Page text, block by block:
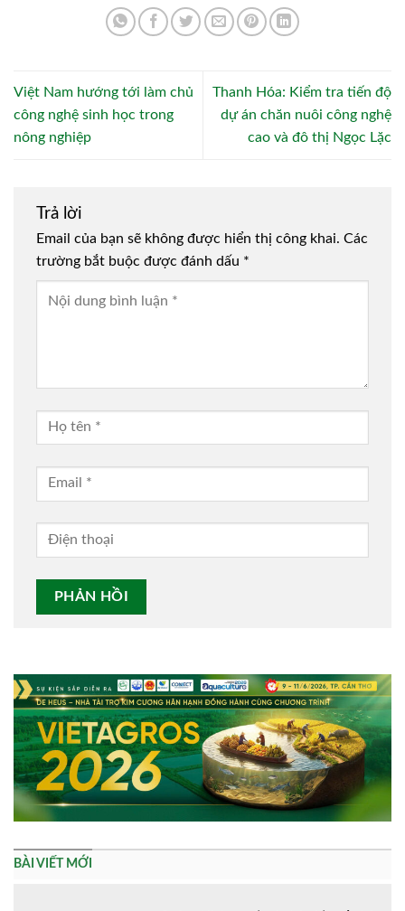
Việt Nam hướng tới làm chủ
công nghệ sinh học trong
nông nghiệp
Thanh Hóa: Kiểm tra tiến độ
dự án chăn nuôi công nghệ
cao và đô thị Ngọc Lặc
Trả lời
Email của bạn sẽ không được hiển thị công khai. Các
trường bắt buộc được đánh dấu *
BÀI VIẾT MỚI